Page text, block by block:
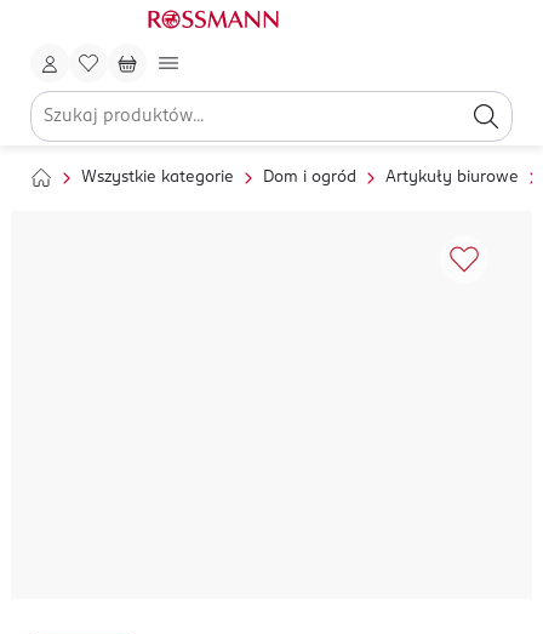
Wszystkie kategorie Dom i ogród Artykuły biurowe